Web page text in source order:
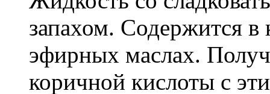
запахом. Содержится в
эфирных маслах.
коричной кислоты с